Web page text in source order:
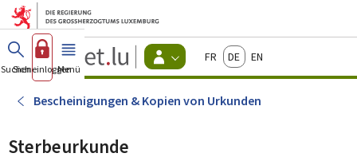
Zum Hauptmenü
Zum Inhalt
Guichet.lu
Changer
d'espace
-
Menu
FrançaisDeutschEnglish
Suchen
Sich einloggen
Menü Haupt-
Bescheinigungen & Kopien von Urkunden
Sterbeurkunde